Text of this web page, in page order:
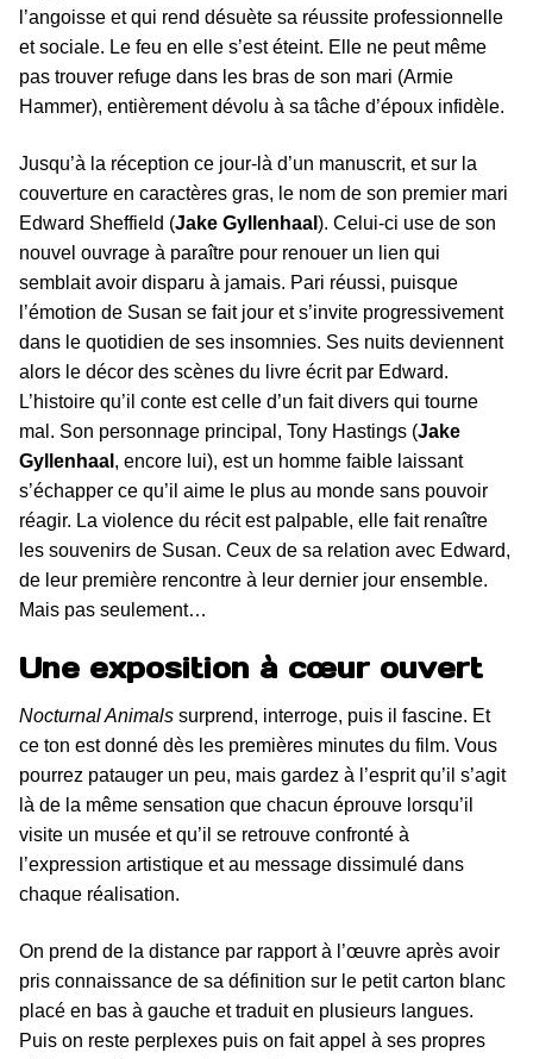
l’angoisse et qui rend désuète sa réussite professionnelle
et sociale. Le feu en elle s’est éteint. Elle ne peut même
pas trouver refuge dans les bras de son mari (Armie
Hammer), entièrement dévolu à sa tâche d’époux infidèle.
Jusqu’à la réception ce jour-là d’un manuscrit, et sur la
couverture en caractères gras, le nom de son premier mari
Edward Sheffield (Jake Gyllenhaal ). Celui-ci use de son
nouvel ouvrage à paraître pour renouer un lien qui
semblait avoir disparu à jamais. Pari réussi, puisque
l’émotion de Susan se fait jour et s’invite progressivement
dans le quotidien de ses insomnies. Ses nuits deviennent
alors le décor des scènes du livre écrit par Edward.
L’histoire qu’il conte est celle d’un fait divers qui tourne
mal. Son personnage principal, Tony Hastings (Jake
Gyllenhaal , encore lui), est un homme faible laissant
s’échapper ce qu’il aime le plus au monde sans pouvoir
réagir. La violence du récit est palpable, elle fait renaître
les souvenirs de Susan. Ceux de sa relation avec Edward,
de leur première rencontre à leur dernier jour ensemble.
Mais pas seulement…
Une exposition à cœur ouvert
Nocturnal Animals surprend, interroge, puis il fascine. Et
ce ton est donné dès les premières minutes du film. Vous
pourrez patauger un peu, mais gardez à l’esprit qu’il s’agit
là de la même sensation que chacun éprouve lorsqu’il
visite un musée et qu’il se retrouve confronté à
l’expression artistique et au message dissimulé dans
chaque réalisation.
On prend de la distance par rapport à l’œuvre après avoir
pris connaissance de sa définition sur le petit carton blanc
placé en bas à gauche et traduit en plusieurs langues.
Puis on reste perplexes puis on fait appel à ses propres